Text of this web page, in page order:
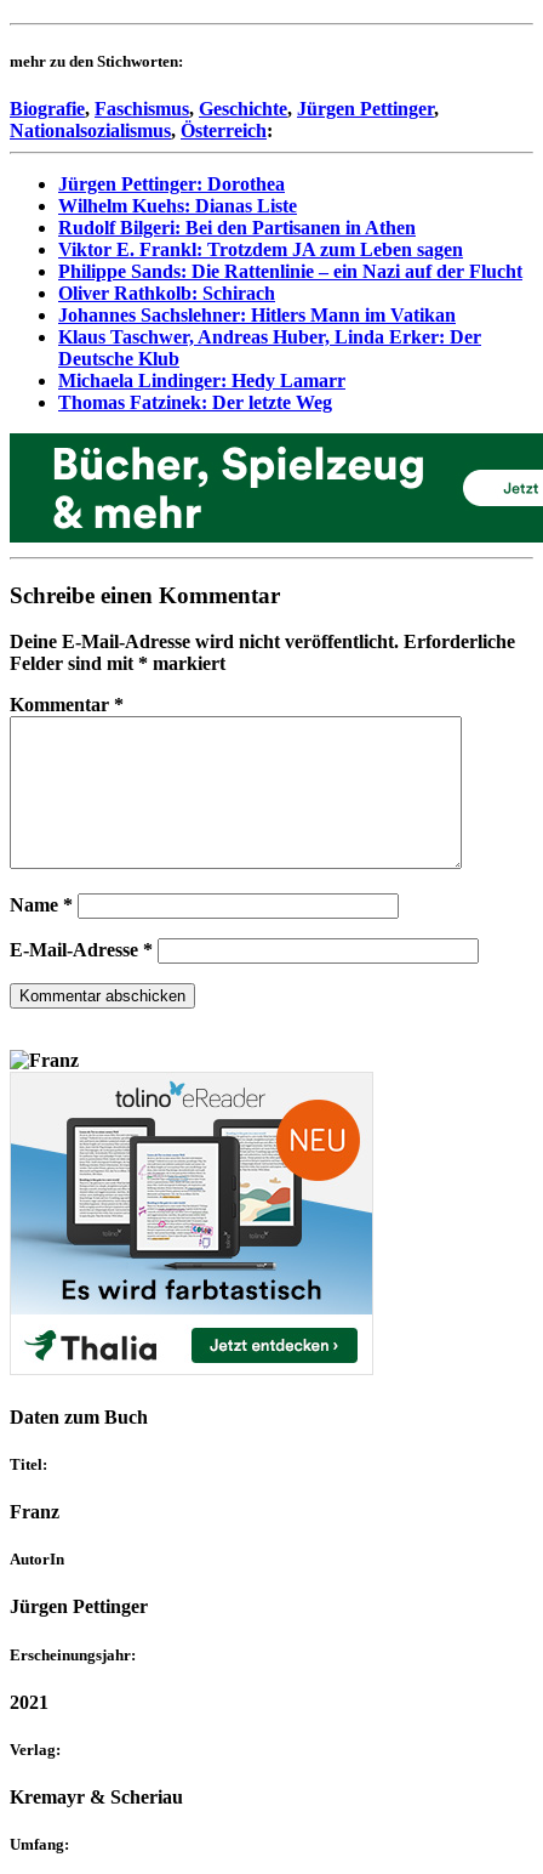
mehr zu den Stichworten:
Biografie, Faschismus, Geschichte, Jürgen Pettinger,
Nationalsozialismus, Österreich:
Jürgen Pettinger: Dorothea
Wilhelm Kuehs: Dianas Liste
Rudolf Bilgeri: Bei den Partisanen in Athen
Viktor E. Frankl: Trotzdem JA zum Leben sagen
Philippe Sands: Die Rattenlinie – ein Nazi auf der Flucht
Oliver Rathkolb: Schirach
Johannes Sachslehner: Hitlers Mann im Vatikan
Klaus Taschwer, Andreas Huber, Linda Erker: Der
Deutsche Klub
Michaela Lindinger: Hedy Lamarr
Thomas Fatzinek: Der letzte Weg
Schreibe einen Kommentar
Deine E-Mail-Adresse wird nicht veröffentlicht. Erforderliche
Felder sind mit* markiert
Kommentar *
Name *
E-Mail-Adresse *
Daten zum Buch
Titel:
Franz
AutorIn
Jürgen Pettinger
Erscheinungsjahr:
2021
Verlag:
Kremayr & Scheriau
Umfang: